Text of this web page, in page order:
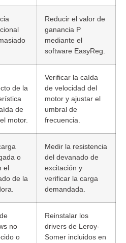
Reducir el valor de
ganancia P
mediante el
software EasyReg.
de la
de
motor.
Verificar la caída
de velocidad del
motor y ajustar el
umbral de
frecuencia.
o
el
de la
Medir la resistencia
del devanado de
excitación y
verificar la carga
demandada.
no
o
Reinstalar los
drivers de Leroy-
Somer incluidos en